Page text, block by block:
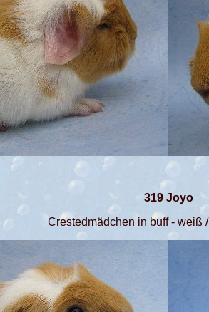
319 Joyo
Crestedmädchen in buff - weiß